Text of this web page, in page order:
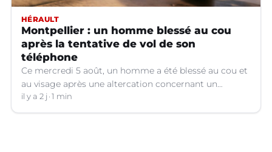
HÉRAULT
Montpellier : un homme blessé au cou
après la tentative de vol de son
téléphone
Ce mercredi 5 août, un homme a été blessé au cou et
au visage après une altercation concernant un
téléphone portable à Montpellier (Hérault).
il y a 2 j 1 min